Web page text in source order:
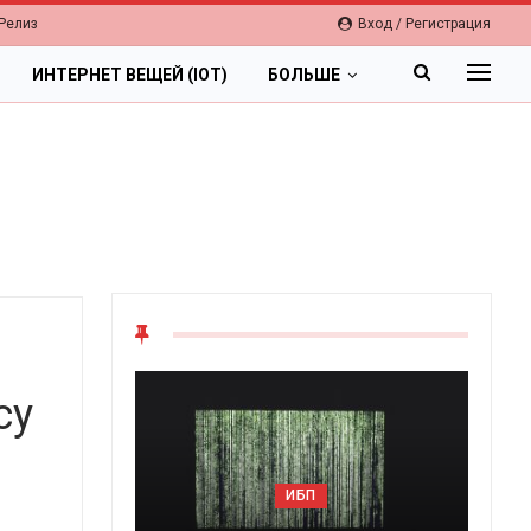
Вход / Регистрация
ИНТЕРНЕТ ВЕЩЕЙ (IOT) БОЛЬШЕ
ОБЛАКА
Цифровая экономика 2026.